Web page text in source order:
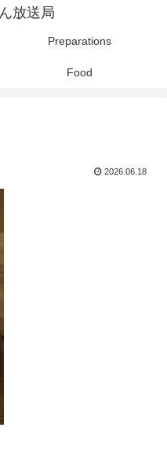
放送局
Preparations
Food
2026.06.18